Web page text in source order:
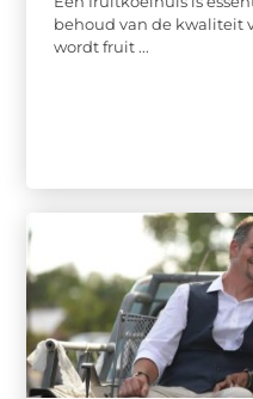
behoud van de kwaliteit
wordt fruit ...